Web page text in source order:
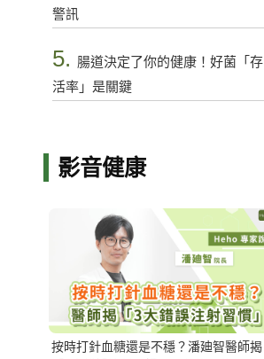
警訊
5. 腸道決定了你的健康！好菌「存
活率」是關鍵
影音健康
按時打針血糖還是不穩？潘廸智醫師揭